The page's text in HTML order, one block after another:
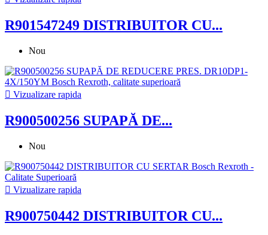
R901547249 DISTRIBUITOR CU...
Nou
 Vizualizare rapida
R900500256 SUPAPĂ DE...
Nou
 Vizualizare rapida
R900750442 DISTRIBUITOR CU...